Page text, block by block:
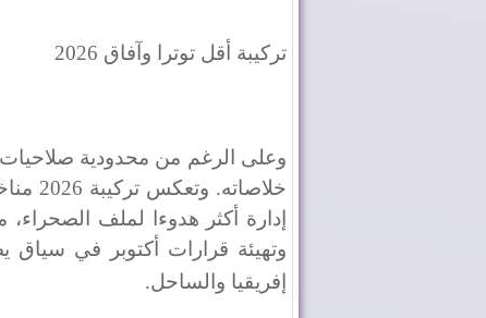
تركيبة أقل توترا وآفاق 2026
وعلى الرغم من محدودية صلاحيات
إدارة أكثر هدوءا لملف
وتهيئة قرارات أكتوبر في سياق
إفريقيا والساحل.